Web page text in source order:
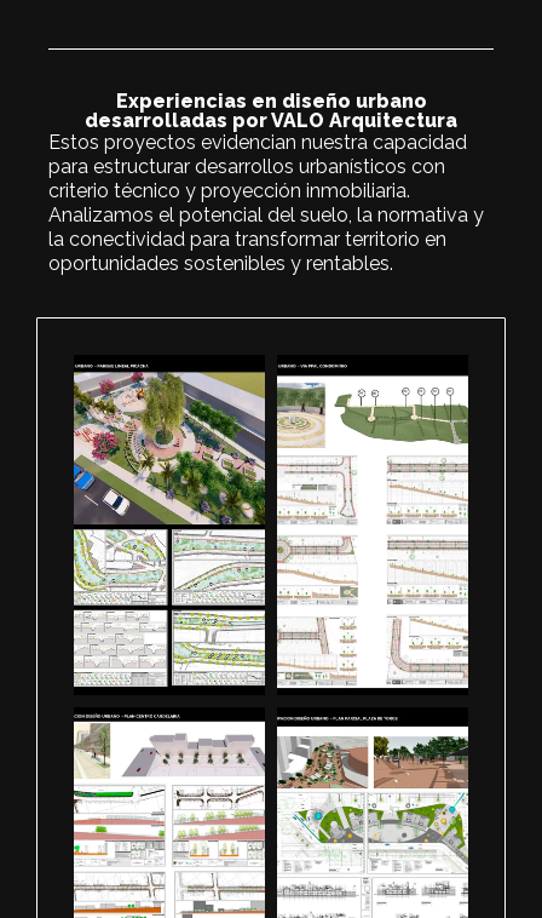
Experiencias en diseño urbano
desarrolladas por VALO Arquitectura
Estos proyectos evidencian nuestra capacidad
para estructurar desarrollos urbanísticos con
criterio técnico y proyección inmobiliaria.
Analizamos el potencial del suelo, la normativa y
la conectividad para transformar territorio en
oportunidades sostenibles y rentables.